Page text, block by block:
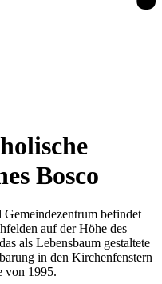
Bosco
befindet
auf der Höhe des
als Lebensbaum gestaltete
in den Kirchenfenstern
von 1995.